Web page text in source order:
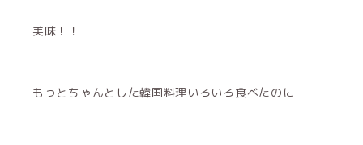
美味！！
もっとちゃんとした韓国料理いろいろ食べたのに